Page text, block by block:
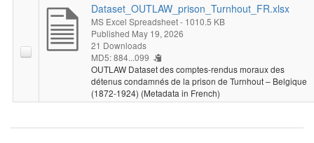
Dataset_OUTLAW_prison_Turnhout_FR.xlsx
MS Excel Spreadsheet- 1010.5 KB
Published May 19, 2026
21 Downloads
MD5: 884...099
OUTLAW Dataset des comptes-rendus moraux des
détenus condamnés de la prison de Turnhout – Belgique
(1872-1924) (Metadata in French)